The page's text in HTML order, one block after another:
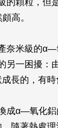
的顆粒，但
高。
奈米級的
另一困擾
長的，有時
α—氧化鋁